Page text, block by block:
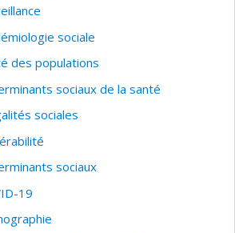
communautaires qui améliorent
et la santé des populations
sociale
des populations
sociaux de la santé
sociales
sociaux
19